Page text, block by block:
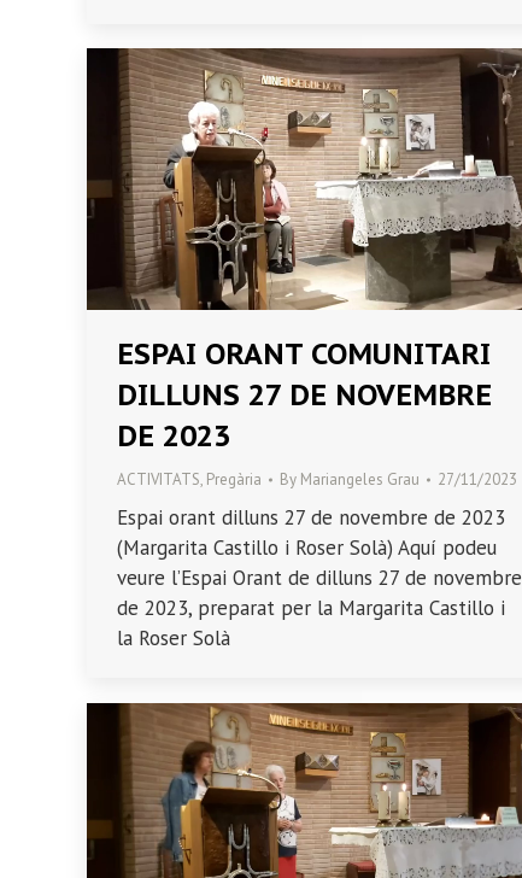
ESPAI ORANT COMUNITARI
DILLUNS 27 DE NOVEMBRE
DE 2023
ACTIVITATS, Pregària By Mariangeles Grau 27/11/2023
Espai orant dilluns 27 de novembre de 2023
(Margarita Castillo i Roser Solà) Aquí podeu
veure l’Espai Orant de dilluns 27 de novembre
de 2023, preparat per la Margarita Castillo i
la Roser Solà